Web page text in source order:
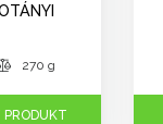
270 g